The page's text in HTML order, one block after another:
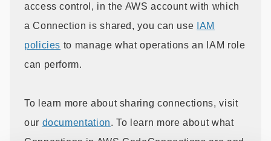
access control, in the AWS account with which
a Connection is shared, you can use IAM
policies to manage what operations an IAM role
can perform.
To learn more about sharing connections, visit
our documentation. To learn more about what